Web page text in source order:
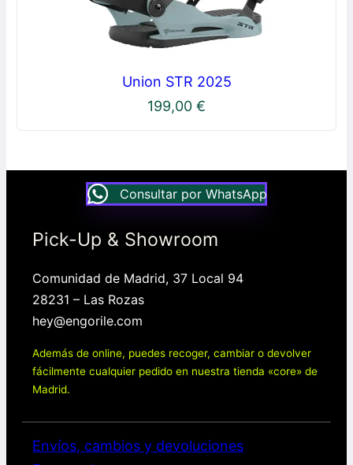
Union STR 2025
199,00 €
Consultar por WhatsApp
Pick-Up & Showroom
Comunidad de Madrid, 37 Local 94
28231 – Las Rozas
hey@engorile.com
Además de online, puedes recoger, cambiar o devolver
fácilmente cualquier pedido en nuestra tienda «core» de
Madrid.
Envíos, cambios y devoluciones